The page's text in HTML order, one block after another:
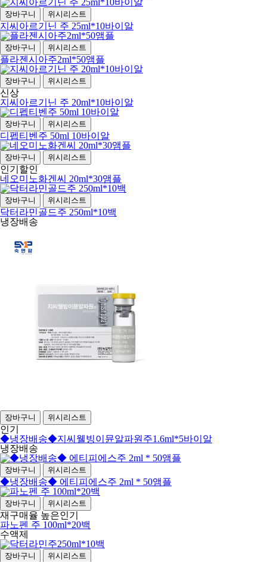
장바구니 위시리스트
지씨아르기닌 주 25ml*10바이알
장바구니 위시리스트
플라젠시아주2ml*50앰플
장바구니 위시리스트
신상
지씨아르기닌 주 20ml*10바이알
장바구니 위시리스트
디펩티벤주 50ml 10바이알
장바구니 위시리스트
인기 할인
네오미노화겐씨 20ml*30앰플
장바구니 위시리스트
닥터라민골드주 250ml*10백
냉장배송
장바구니 위시리스트
인기
◆냉장배송◆지씨웰빙이뮨알파원주1.6ml*5바이알
냉장배송
장바구니 위시리스트
◆냉장배송◆ 에티피에스주 2ml * 50앰플
장바구니 위시리스트
재구매율 높은인기
파노펜 주 100ml*20백
수액제
장바구니 위시리스트